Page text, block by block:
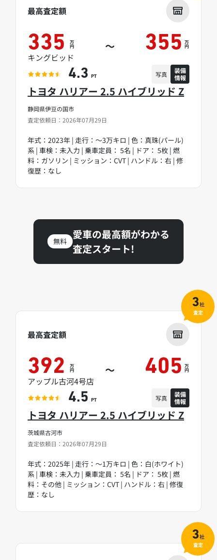
静岡県伊豆の国市
査定依頼日：2026年07月29日
トヨタ ハリアー 2.5 ハイブリッド Z
年式：2023年 | 走行：～3万キロ | 色：真珠(パール)
系 | 車検：未入力 | 乗車定員： 5名 | ドア： 5枚 | 燃
料：ガソリン | ミッション：CVT | ハンドル：右 | 修
復歴：なし
最高査定額
335 万
円 ～ 355 万
円
キングビッド
4.3 PT 写真
装備
情報
無料
愛車の最高額がわかる
査定スタート!
茨城県古河市
査定依頼日：2026年07月29日
トヨタ ハリアー 2.5 ハイブリッド Z
年式：2025年 | 走行：～1万キロ | 色：白(ホワイト)
系 | 車検：未入力 | 乗車定員： 5名 | ドア： 5枚 | 燃
料：その他 | ミッション：CVT | ハンドル：右 | 修復
歴：なし
最高査定額
392 万
円 ～ 405 万
円
アップル古河4号店
4.5 PT 写真
装備
情報
3社
査定
3社
査定